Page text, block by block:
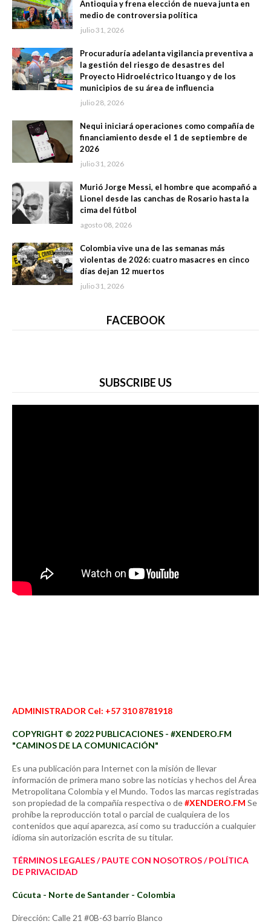
Antioquia y frena elección de nueva junta en
medio de controversia política
julio 31, 2026
Procuraduría adelanta vigilancia preventiva a
la gestión del riesgo de desastres del
Proyecto Hidroeléctrico Ituango y de los
municipios de su área de influencia
julio 28, 2026
Nequi iniciará operaciones como compañía de
financiamiento desde el 1 de septiembre de
2026
julio 31, 2026
Murió Jorge Messi, el hombre que acompañó a
Lionel desde las canchas de Rosario hasta la
cima del fútbol
agosto 08, 2026
Colombia vive una de las semanas más
violentas de 2026: cuatro masacres en cinco
días dejan 12 muertos
julio 31, 2026
FACEBOOK
SUBSCRIBE US
ADMINISTRADOR Cel: +57 310 8781918
COPYRIGHT © 2022 PUBLICACIONES - #XENDERO.FM
"CAMINOS DE LA COMUNICACIÓN"
Es una publicación para Internet con la misión de llevar
información de primera mano sobre las noticias y hechos del Área
Metropolitana Colombia y el Mundo. Todos las marcas registradas
son propiedad de la compañía respectiva o de#XENDERO.FM Se
prohíbe la reproducción total o parcial de cualquiera de los
contenidos que aquí aparezca, así como su traducción a cualquier
idioma sin autorización escrita de su titular.
TÉRMINOS LEGALES / PAUTE CON NOSOTROS / POLÍTICA
DE PRIVACIDAD
Cúcuta - Norte de Santander - Colombia
Dirección: Calle 21 #0B-63 barrio Blanco